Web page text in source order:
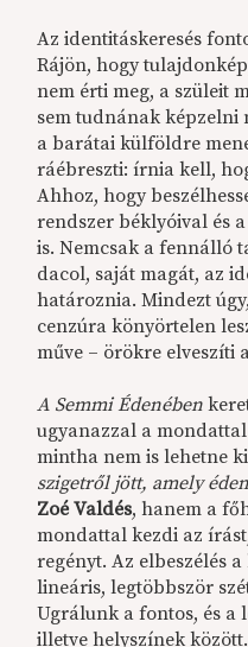
Az identitáskeresés
Rájön, hogy
nem érti meg, a szüleit
sem tudnának képzelni
a barátai külföldre
ráébreszti: írnia kell,
Ahhoz, hogy
rendszer béklyóival és
is. Nemcsak a fennálló
dacol, saját magát, az
határoznia. Mindezt
cenzúra könyörtelen
műve – örökre elveszíti
A Semmi Édenében
ugyanazzal a
mintha nem is lehetne
szigetről jött, amely
Zoé Valdés, hanem a
mondattal kezdi az
regényt. Az elbeszélés
lineáris, legtöbbször
Ugrálunk a fontos, és a
illetve helyszínek